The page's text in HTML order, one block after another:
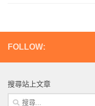
FOLLOW:
搜尋站上文章
搜